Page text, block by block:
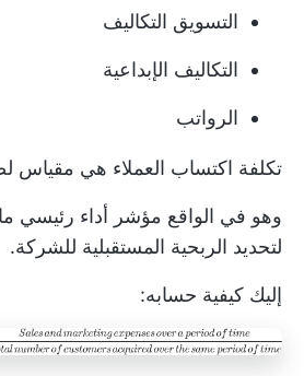
التسويق التكاليف
التكاليف الإبداعية
الرواتب
تكلفة اكتساب العملاء هي مقياس
وهو في الواقع مؤشر أداء رئيسي
لتحديد الربحية المستقبلية للشركة.
إليك كيفية حسابه: